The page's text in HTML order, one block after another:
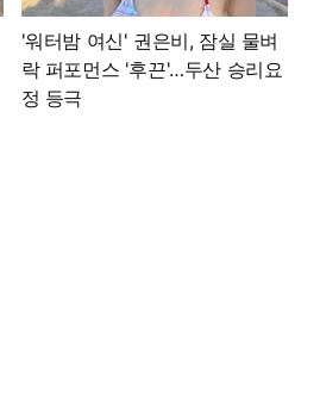
'워터밤 여신' 권은비, 잠실 물벼
락 퍼포먼스 '후끈'…두산 승리요
정 등극